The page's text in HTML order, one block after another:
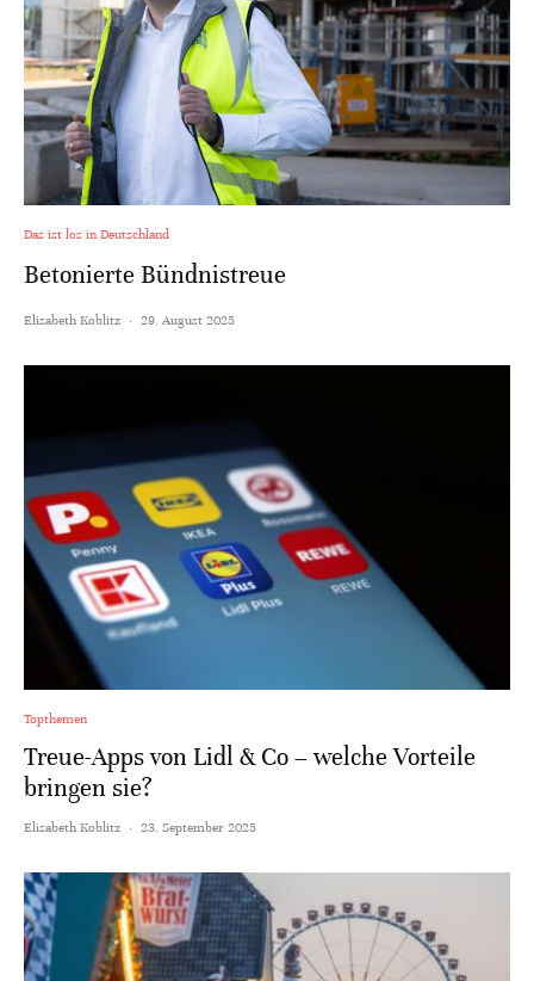
Das ist los in Deutschland
Betonierte Bündnistreue
Elisabeth Koblitz · 29. August 2025
Topthemen
Treue-Apps von Lidl & Co – welche Vorteile
bringen sie?
Elisabeth Koblitz · 23. September 2025